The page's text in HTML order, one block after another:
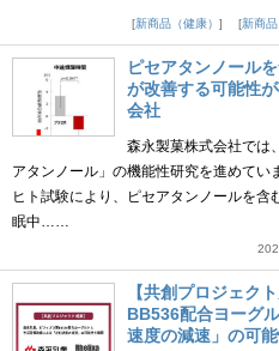
新商品（健康）
新商品
ピセアタンノール
が改善する可能性
会社
森永製菓株式会社では
アタンノール」の機能性研究を進めてい
ヒト試験により、ピセアタンノールを
眠中……
【共創プロジェク
BB536配合ヨーグ
速度の減速」の可